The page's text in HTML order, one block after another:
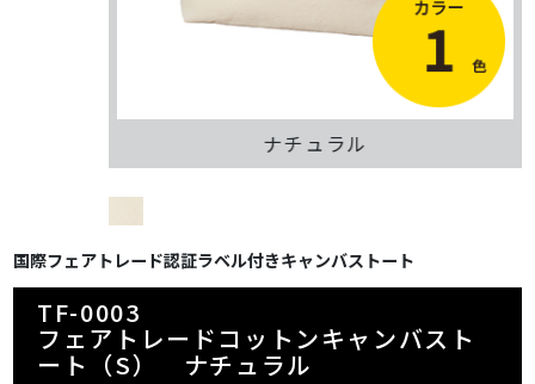
ナチュラル
国際フェアトレード認証ラベル付きキャンバストート
TF-0003
フェアトレードコットンキャンバスト
ート（S） ナチュラル